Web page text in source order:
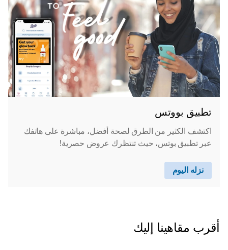
تطبيق بووتس
اكتشف الكثير من الطرق لصحة أفضل، مباشرة على هاتفك
عبر تطبيق بوتس، حيث تنتظرك عروض حصرية!
نزله اليوم
أقرب مقاهينا إليك